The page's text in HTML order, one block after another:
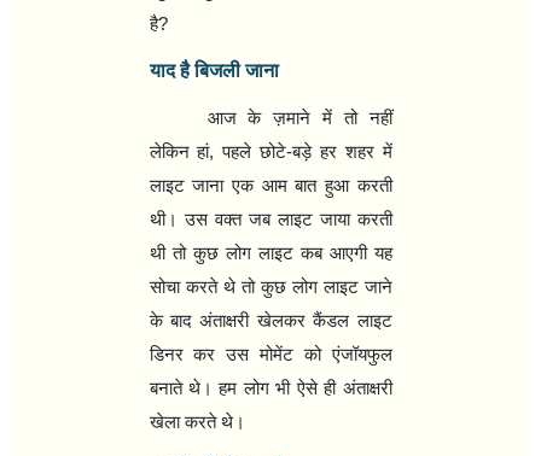
है?
याद है बिजली जाना
आज के ज़माने में तो नहीं
लेकिन हां,पहले छोटे-बड़े हर शहर में
लाइट जाना एक आम बात हुआ करती
थी। उस वक्त जब लाइट जाया करती
थी तो कुछ लोग लाइट कब आएगी यह
सोचा करते थे तो कुछ लोग लाइट जाने
के बाद अंताक्षरी खेलकर कैंडल लाइट
डिनर कर उस मोमेंट को एंजॉयफुल
बनाते थे। हम लोग भी ऐसे ही अंताक्षरी
खेला करते थे।